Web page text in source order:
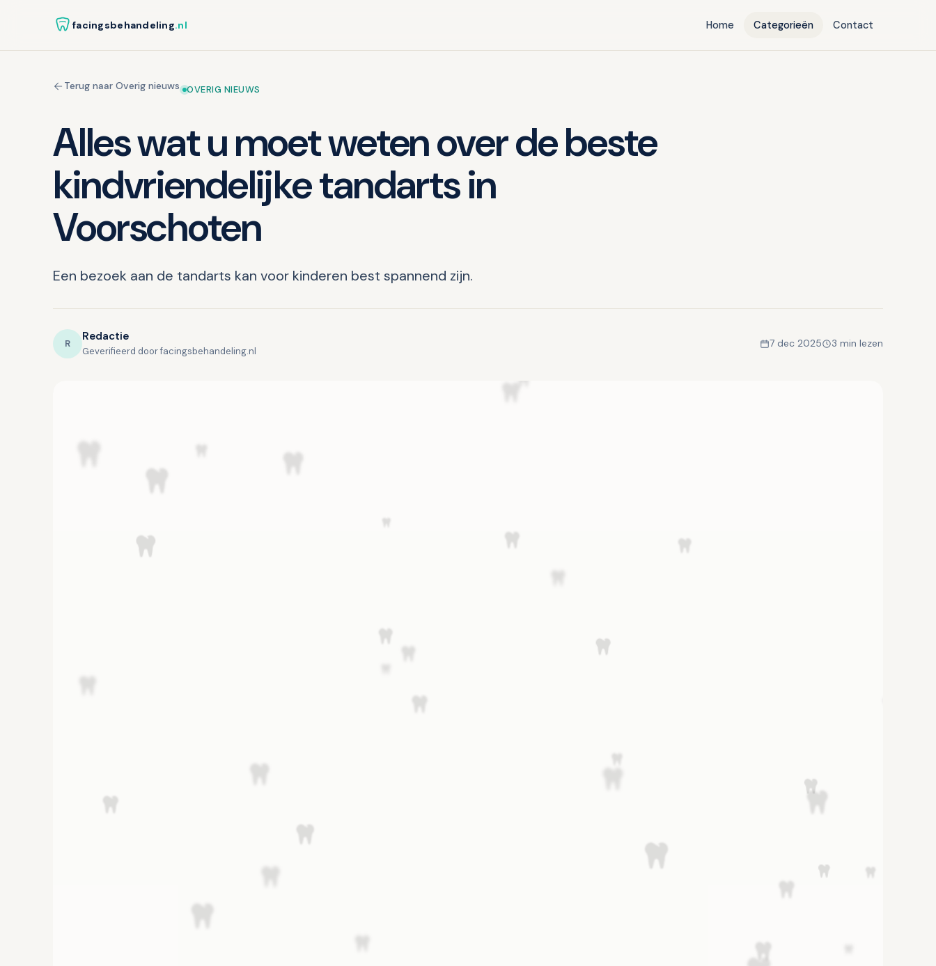
facingsbehandeling.nl Home Categorieën Contact
Terug naar Overig nieuws OVERIG NIEUWS
Alles wat u moet weten over de beste
kindvriendelijke tandarts in
Voorschoten
Een bezoek aan de tandarts kan voor kinderen best spannend zijn.
R Redactie
Geverifieerd door facingsbehandeling.nl
7 dec 2025 3 min lezen